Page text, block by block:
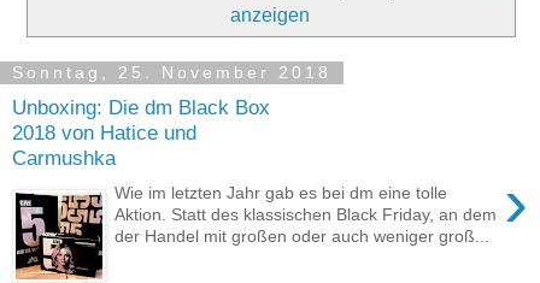
anzeigen
Sonntag, 25. November 2018
Unboxing: Die dm Black Box
2018 von Hatice und
Carmushka
›
Wie im letzten Jahr gab es bei dm eine tolle
Aktion. Statt des klassischen Black Friday, an dem
der Handel mit großen oder auch weniger groß...